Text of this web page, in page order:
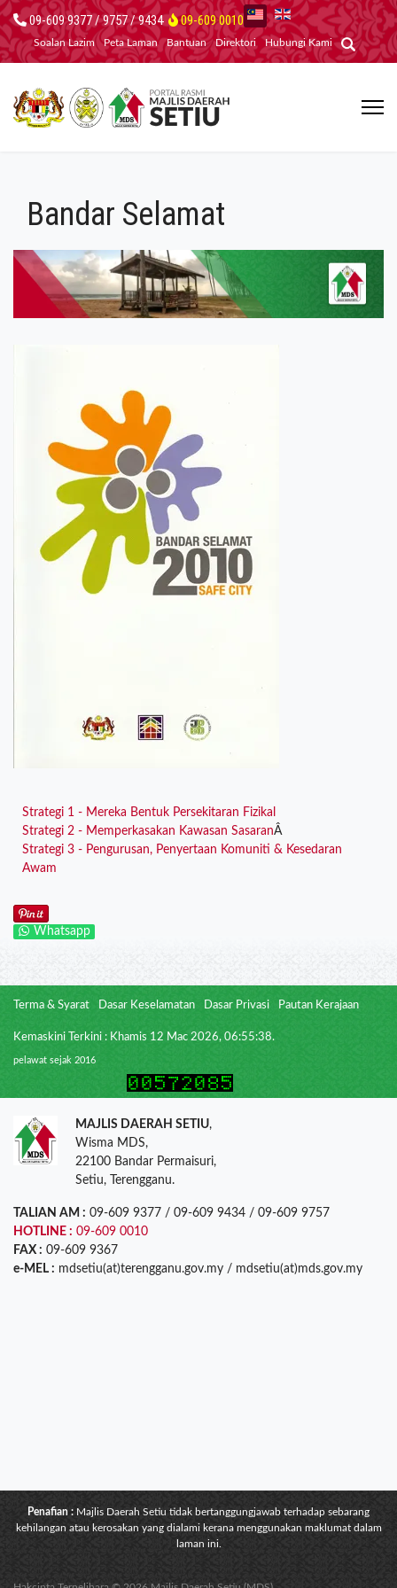
09-609 9377 / 9757 / 9434 09-609 0010
Soalan Lazim Peta Laman Bantuan Direktori Hubungi Kami
Bandar Selamat
Strategi 1 - Mereka Bentuk Persekitaran Fizikal
Strategi 2 - Memperkasakan Kawasan SasaranÂ
Strategi 3 - Pengurusan, Penyertaan Komuniti & Kesedaran
Awam
Whatsapp
Terma & Syarat Dasar Keselamatan Dasar Privasi Pautan Kerajaan
Kemaskini Terkini : Khamis 12 Mac 2026, 06:55:38.
pelawat sejak 2016
MAJLIS DAERAH SETIU,
Wisma MDS,
22100 Bandar Permaisuri,
Setiu, Terengganu.
TALIAN AM : 09-609 9377 / 09-609 9434 / 09-609 9757
HOTLINE : 09-609 0010
FAX : 09-609 9367
e-MEL : mdsetiu(at)terengganu.gov.my / mdsetiu(at)mds.gov.my
Penafian : Majlis Daerah Setiu tidak bertanggungjawab terhadap sebarang
kehilangan atau kerosakan yang dialami kerana menggunakan maklumat dalam
laman ini.